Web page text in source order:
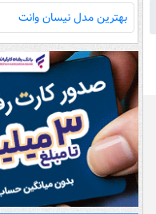
بهترین مدل‌ نیسان وانت